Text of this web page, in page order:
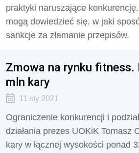
praktyki naruszające
mogą dowiedzieć się, w jaki
sankcje za złamanie przepisów.
Zmowa na rynku fitness.
mln kary
11 sty 2021
Ograniczenie konkurencji i
działania prezes UOKiK Tomasz
kary w łącznej wysokości ponad